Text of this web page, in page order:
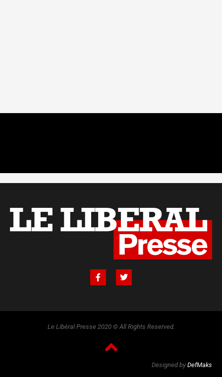
Le Libéral Presse 2020 © All Rights Reserved.
Designed by DefMaks